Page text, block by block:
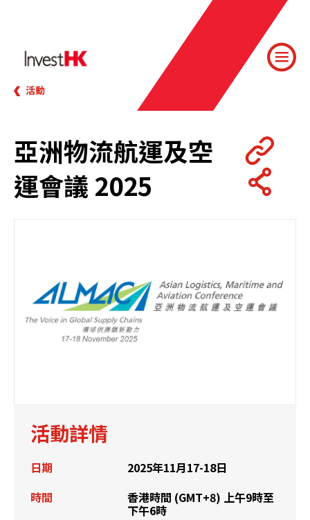
活動
亞洲物流航運及空
運會議 2025
活動詳情
日期
2025年11月17-18日
時間
香港時間 (GMT+8) 上午9時至
下午6時